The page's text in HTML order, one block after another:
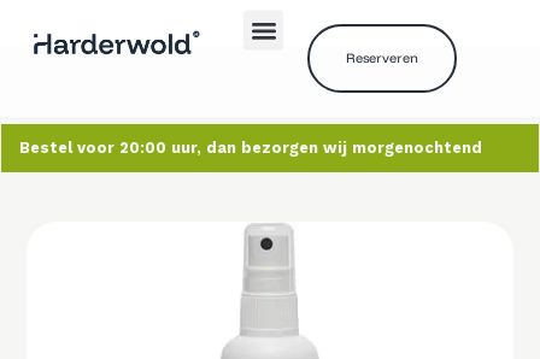
Reserveren
Bestel voor 20:00 uur, dan bezorgen wij morgenochtend